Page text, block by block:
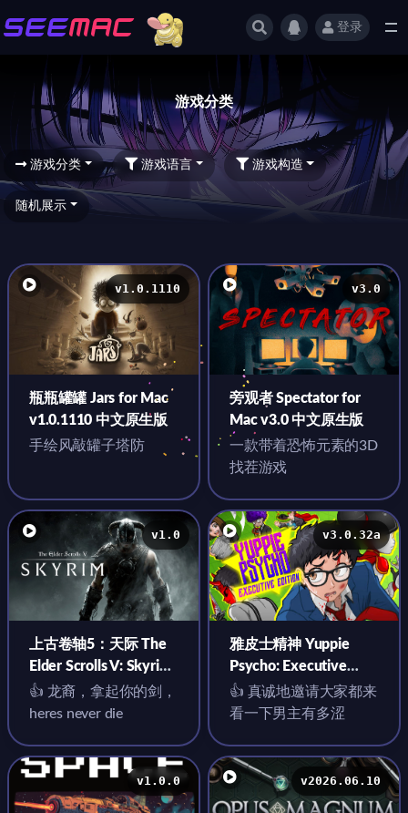
登录
游戏分类
游戏分类 游戏语言 游戏构造
随机展示
v1.0.1110
瓶瓶罐罐 Jars for Mac
v1.0.1110 中文原生版
手绘风敲罐子塔防
v3.0
旁观者 Spectator for
Mac v3.0 中文原生版
一款带着恐怖元素的3D
找茬游戏
v1.0
上古卷轴5：天际 The
Elder Scrolls V: Skyrim
for Mac v1.0 中文移植
版 含DLC
👍 龙裔，拿起你的剑，
heres never die
v3.0.32a
雅皮士精神 Yuppie
Psycho: Executive
Edition for Mac
v3.0.32a 中文原生版
👍 真诚地邀请大家都来
看一下男主有多涩
v1.0.0 v2026.06.10